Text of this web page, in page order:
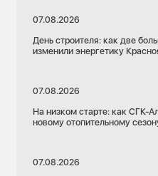
07.08.2026
День строителя: как две
изменили энергетику
07.08.2026
На низком старте: как СГК-
новому отопительному
07.08.2026